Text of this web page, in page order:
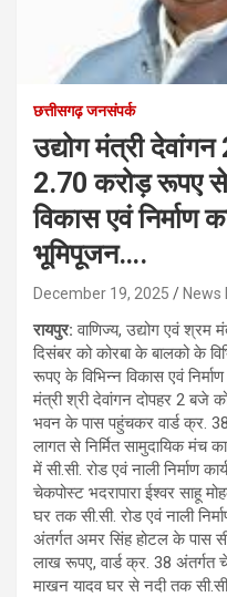
छत्तीसगढ़ जनसंपर्क
उद्योग मंत्री
2.70 करोड़ रूपए
विकास एवं निर्माण
भूमिपूजन….
December 19, 2025 News
रायपुर:वाणिज्य, उद्योग एवं श्रम
दिसंबर को कोरबा के बालको के
रूपए के विभिन्न विकास एवं
मंत्री श्री देवांगन दोपहर 2 बजे
भवन के पास पहुंचकर वार्ड क्र.
लागत से निर्मित सामुदायिक मंच
में सी.सी. रोड एवं नाली निर्माण
चेकपोस्ट भदरापारा ईश्वर साहू
घर तक सी.सी. रोड एवं नाली
अंतर्गत अमर सिंह होटल के पास
लाख रूपए, वार्ड क्र. 38 अंतर्गत
माखन यादव घर से नदी तक सी.सी.